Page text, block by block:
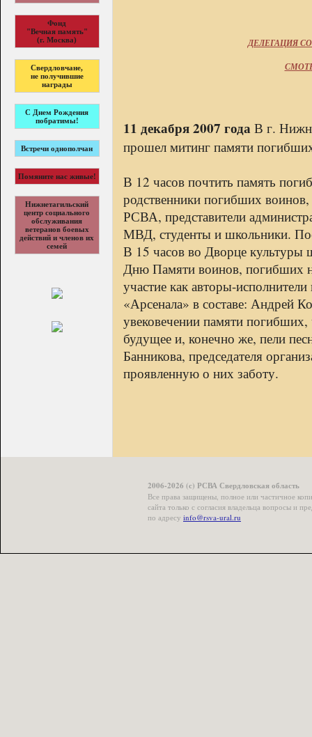
Фонд
"Вечная память"
(г. Москва)
Свердловчане,
не получившие
награды
С Днем Рождения
побратимы!
Встречи однополчан
Помяните нас живые!
Нижнетагильский
центр социального
обслуживания
ветеранов боевых
действий и членов их
семей
ДЕЛЕГАЦИЯ
11 декабря 2007 года В г.
прошел митинг памяти
В 12 часов почтить память
родственники погибших
РСВА, представители
МВД, студенты и школьники.
В 15 часов во Дворце культуры
Дню Памяти воинов, погибших
участие как авторы-
«Арсенала» в составе: Андрей
увековечении памяти погибших,
будущее и, конечно же, пели
Банникова, председателя
проявленную о них заботу.
2006-2026 (с) РСВА Свердловская область
Все права защищены, полное или частичное
сайта только с согласия владельца вопросы и
по адресу info@rsva-ural.ru